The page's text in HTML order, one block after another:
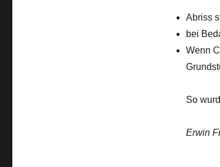
Abriss
bei
Wenn
So
Erwin